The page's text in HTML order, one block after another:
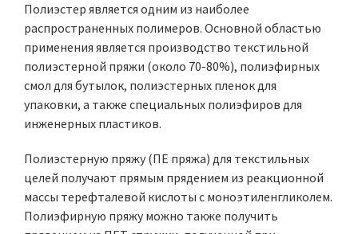
Полиэстер является одним из наиболее
распространенных полимеров. Основной областью
применения является производство текстильной
полиэстерной пряжи (около 70-80%), полиэфирных
смол для бутылок, полиэстерных пленок для
упаковки, а также специальных полиэфиров для
инженерных пластиков.
Полиэстерную пряжу (ПЕ пряжа) для текстильных
целей получают прямым прядением из реакционной
массы терефталевой кислоты с моноэтиленгликолем.
Полиэфирную пряжу можно также получить